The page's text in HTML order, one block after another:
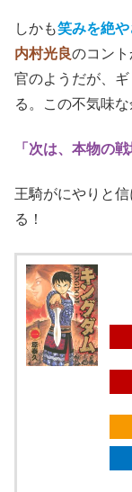
しかも笑みを絶
内村光良のコント
官のようだが、
る。この不気味
「次は、本物の
王騎がにやりと
る！